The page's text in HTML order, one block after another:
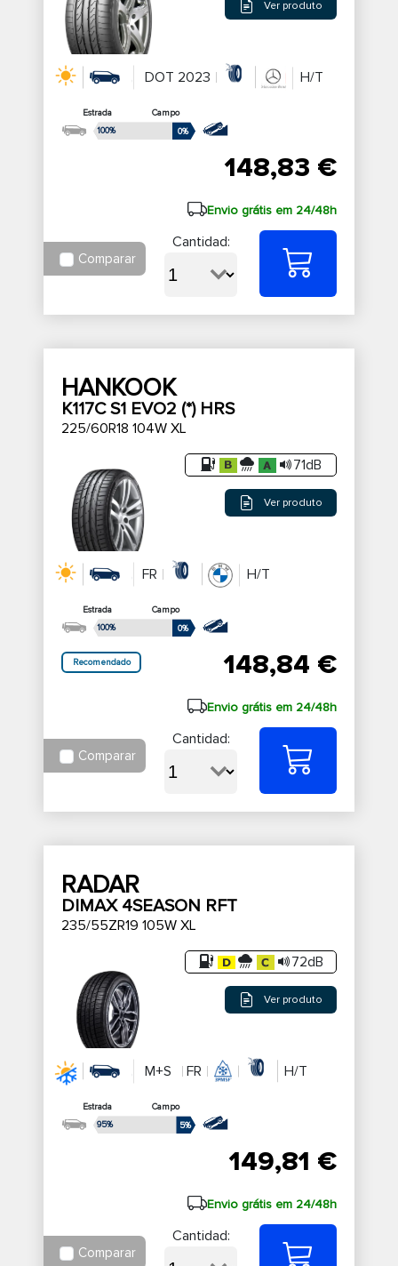
Ver produto
DOT 2023 H/T
Estrada
Campo
100%
0%
148,83 €
Envio grátis em 24/48h
Comparar
Cantidad:
HANKOOK
K117C S1 EVO2 (*) HRS
225/60R18 104W XL
71dB
Ver produto
FR H/T
Estrada
Campo
100%
0%
Recomendado 148,84 €
Envio grátis em 24/48h
Comparar
Cantidad:
RADAR
DIMAX 4SEASON RFT
235/55ZR19 105W XL
72dB
Ver produto
M+S FR H/T
Estrada
Campo
95%
5%
149,81 €
Envio grátis em 24/48h
Comparar
Cantidad: